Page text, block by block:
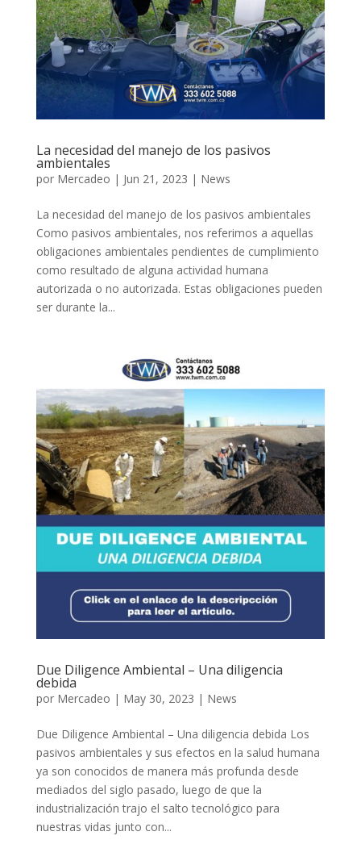
La necesidad del manejo de los pasivos
ambientales
por Mercadeo | Jun 21, 2023 | News
La necesidad del manejo de los pasivos ambientales
Como pasivos ambientales, nos referimos a aquellas
obligaciones ambientales pendientes de cumplimiento
como resultado de alguna actividad humana
autorizada o no autorizada. Estas obligaciones pueden
ser durante la...
Due Diligence Ambiental – Una diligencia
debida
por Mercadeo | May 30, 2023 | News
Due Diligence Ambiental – Una diligencia debida Los
pasivos ambientales y sus efectos en la salud humana
ya son conocidos de manera más profunda desde
mediados del siglo pasado, luego de que la
industrialización trajo el salto tecnológico para
nuestras vidas junto con...